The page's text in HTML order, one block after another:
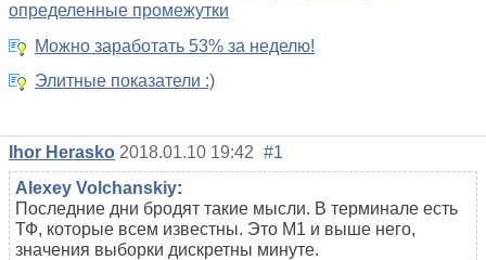
определенные промежутки
Можно заработать 53% за неделю!
Элитные показатели :)
Ihor Herasko 2018.01.10 19:42 #1
Alexey Volchanskiy:
Последние дни бродят такие мысли. В терминале есть
ТФ, которые всем известны. Это М1 и выше него,
значения выборки дискретны минуте.